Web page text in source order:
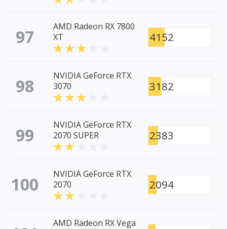
97
AMD Radeon RX 7800
XT
4152
98
NVIDIA GeForce RTX
3070
3182
99
NVIDIA GeForce RTX
2070 SUPER
2383
100
NVIDIA GeForce RTX
2070
2094
AMD Radeon RX Vega